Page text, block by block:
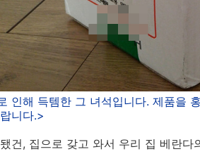
인해 득템한 그 녀석입니다. 제품을
니다.>
건, 집으로 갖고 와서 우리 집 베란